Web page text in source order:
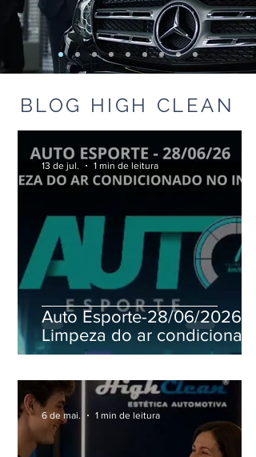
BLOG HIGH CLEAN
Auto Esporte-28/06/2026 -
Limpeza do ar condicionado
no inverno
13 de jul. 1 min de leitura
6 de mai. 1 min de leitura